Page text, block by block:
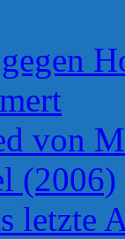
von
(2006)
letzte